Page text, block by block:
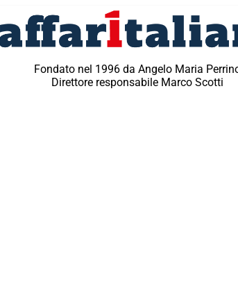
Fondato nel 1996 da Angelo Maria
Direttore responsabile Marco Scotti